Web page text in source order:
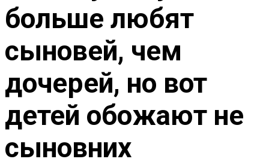
больше любят
сыновей, чем
дочерей, но вот
детей обожают не
сыновних